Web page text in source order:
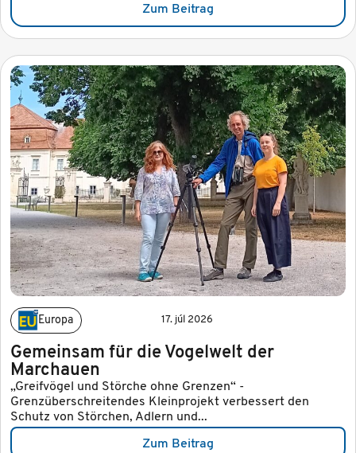
Zum Beitrag
Europa 17. júl 2026
Gemeinsam für die Vogelwelt der
Marchauen
„Greifvögel und Störche ohne Grenzen“ -
Grenzüberschreitendes Kleinprojekt verbessert den
Schutz von Störchen, Adlern und...
Zum Beitrag